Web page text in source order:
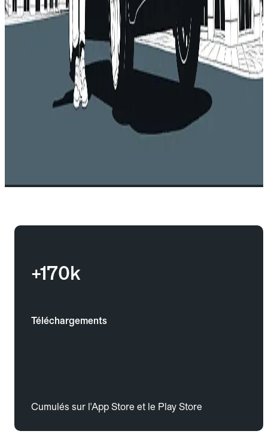
+170k
Téléchargements
Cumulés sur l'App Store et le Play Store